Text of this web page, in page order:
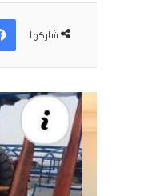
شاركها